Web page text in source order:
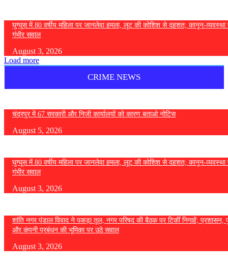
घुग्घूस में 80 वर्षीय महिला पर जानलेवा हमला, लूट की कोशिश से दहशत; कानून-व्यवस्था
गंभीर सवाल
August 3, 2026
Load more
CRIME NEWS
चंद्रपुर में 67 सरकारी और निजी कार्यालयों को कारण बताओ नोटिस
August 5, 2026
घुग्घूस में 80 वर्षीय महिला पर जानलेवा हमला, लूट की कोशिश से दहशत; कानून-व्यवस्था
गंभीर सवाल
August 3, 2026
शांति नगर पंडाल विवाद ने पकड़ा तूल, नगर परिषद की बैठक पर टिकीं निगाहें; प्रशासन,
और कंपनी प्रबंधन की भूमिका पर उठे सवाल
August 3, 2026